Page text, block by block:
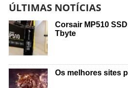
ÚLTIMAS NOTÍCIAS
Corsair MP510
Tbyte
Os melhores sites